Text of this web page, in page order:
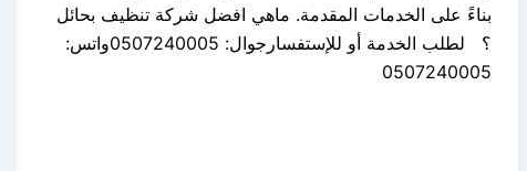
بناءً على الخدمات المقدمة. ماهي افضل شركة تنظيف بحائل
؟ لطلب الخدمة أو للإستفسارجوال: 0507240005واتس:
0507240005